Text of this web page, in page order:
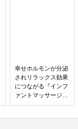
幸せホルモンが分泌
されリラックス効果
につながる『インフ
ァントマッサージ』
(ベビーマッサージ)